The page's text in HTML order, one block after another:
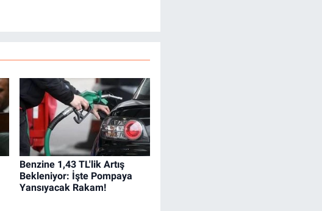
Benzine 1,43 TL'lik Artış
Bekleniyor: İşte Pompaya
Yansıyacak Rakam!